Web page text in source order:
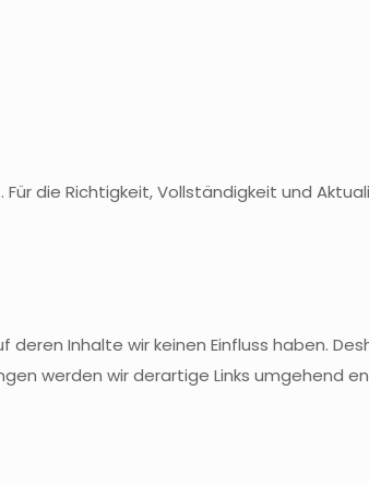
die Richtigkeit, Vollständigkeit und
Inhalte wir keinen Einfluss haben.
werden wir derartige Links umgehend